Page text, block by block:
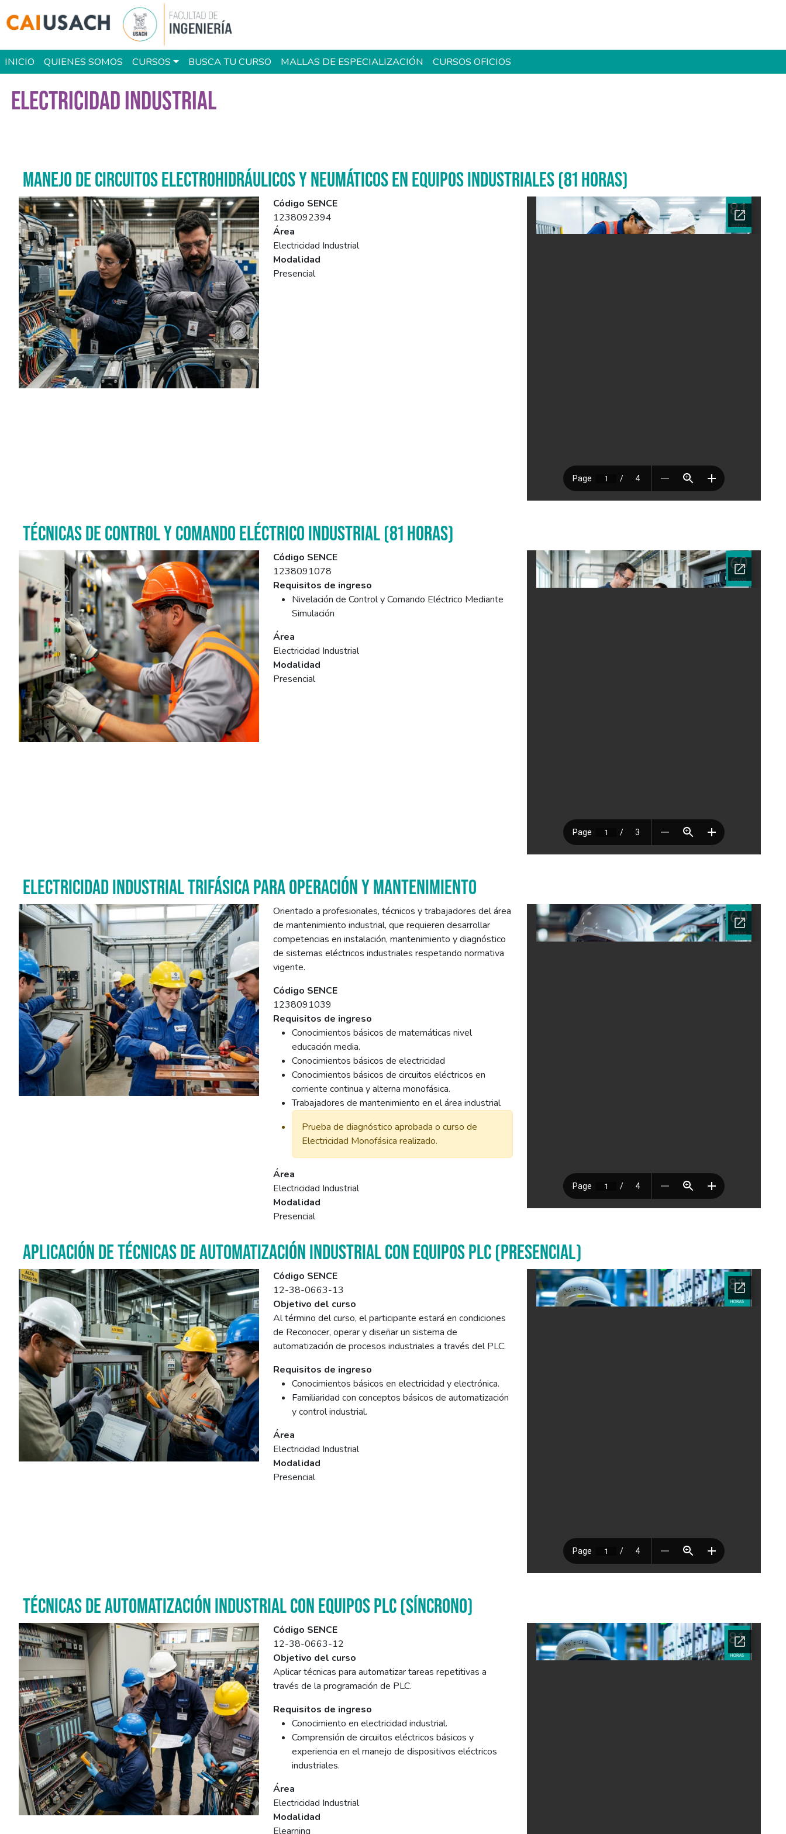
Main navigation
INICIO QUIENES SOMOS CURSOS BUSCA TU CURSO MALLAS DE ESPECIALIZACIÓN CURSOS OFICIOS
ELECTRICIDAD INDUSTRIAL
MANEJO DE CIRCUITOS ELECTROHIDRÁULICOS Y NEUMÁTICOS EN EQUIPOS INDUSTRIALES (81 HORAS)
Imagen del curso
Código SENCE
1238092394
Área
Electricidad Industrial
Modalidad
Presencial
Ficha del curso
TÉCNICAS DE CONTROL Y COMANDO ELÉCTRICO INDUSTRIAL (81 HORAS)
Imagen del curso
Código SENCE
1238091078
Requisitos de ingreso
Nivelación de Control y Comando Eléctrico Mediante
Simulación
Área
Electricidad Industrial
Modalidad
Presencial
Ficha del curso
ELECTRICIDAD INDUSTRIAL TRIFÁSICA PARA OPERACIÓN Y MANTENIMIENTO
Imagen del curso
Orientado a profesionales, técnicos y trabajadores del área
de mantenimiento industrial, que requieren desarrollar
competencias en instalación, mantenimiento y diagnóstico
de sistemas eléctricos industriales respetando normativa
vigente.
Código SENCE
1238091039
Requisitos de ingreso
Conocimientos básicos de matemáticas nivel
educación media.
Conocimientos básicos de electricidad
Conocimientos básicos de circuitos eléctricos en
corriente continua y alterna monofásica.
Trabajadores de mantenimiento en el área industrial
Prueba de diagnóstico aprobada o curso de
Electricidad Monofásica realizado.
Área
Electricidad Industrial
Modalidad
Presencial
Ficha del curso
APLICACIÓN DE TÉCNICAS DE AUTOMATIZACIÓN INDUSTRIAL CON EQUIPOS PLC (PRESENCIAL)
Imagen del curso
Código SENCE
12-38-0663-13
Objetivo del curso
Al término del curso, el participante estará en condiciones
de Reconocer, operar y diseñar un sistema de
automatización de procesos industriales a través del PLC.
Requisitos de ingreso
Conocimientos básicos en electricidad y electrónica.
Familiaridad con conceptos básicos de automatización
y control industrial.
Área
Electricidad Industrial
Modalidad
Presencial
Ficha del curso
TÉCNICAS DE AUTOMATIZACIÓN INDUSTRIAL CON EQUIPOS PLC (SÍNCRONO)
Imagen del curso
Código SENCE
12-38-0663-12
Objetivo del curso
Aplicar técnicas para automatizar tareas repetitivas a
través de la programación de PLC.
Requisitos de ingreso
Conocimiento en electricidad industrial.
Comprensión de circuitos eléctricos básicos y
experiencia en el manejo de dispositivos eléctricos
industriales.
Área
Electricidad Industrial
Modalidad
Elearning
Ficha del curso